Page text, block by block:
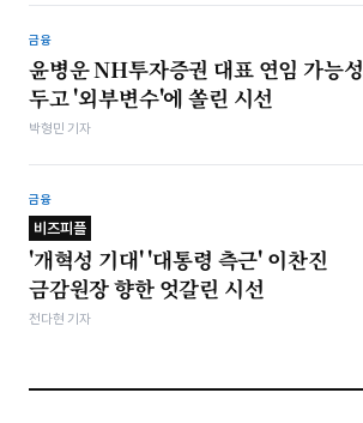
금융
윤병운 NH투자증권 대표 연임 가능성
두고 '외부변수'에 쏠린 시선
박형민 기자
금융
비즈피플
'개혁성 기대' '대통령 측근' 이찬진
금감원장 향한 엇갈린 시선
전다현 기자